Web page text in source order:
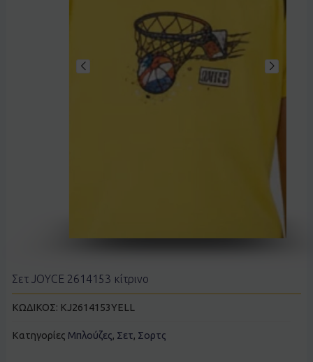
Σετ JOYCE 2614153 κίτρινο
ΚΩΔΙΚΟΣ: KJ2614153YELL
Κατηγορίες Μπλούζες, Σετ, Σορτς